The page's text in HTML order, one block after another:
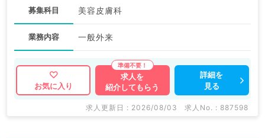
募集科目 美容皮膚科
業務内容 一般外来
お気に入り
求人を
紹介してもらう
詳細を
見る
求人更新日 : 2026/08/03 求人No. : 887598